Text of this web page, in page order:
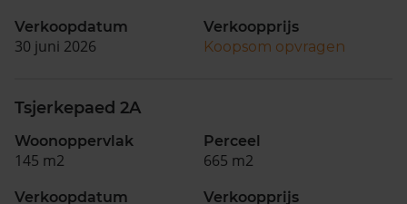
Verkoopdatum
30 juni 2026
Verkoopprijs
Koopsom opvragen
Tsjerkepaed 2A
Woonoppervlak
145 m2
Perceel
665 m2
Verkoopdatum Verkoopprijs